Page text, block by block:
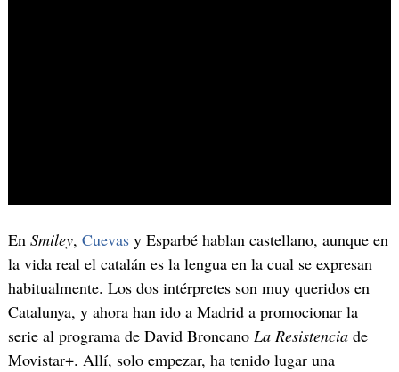
En Smiley, Cuevasy Esparbé hablan castellano, aunque en
la vida real el catalán es la lengua en la cual se expresan
habitualmente. Los dos intérpretes son muy queridos en
Catalunya, y ahora han ido a Madrid a promocionar la
serie al programa de David Broncano La Resistenciade
Movistar+. Allí, solo empezar, ha tenido lugar una